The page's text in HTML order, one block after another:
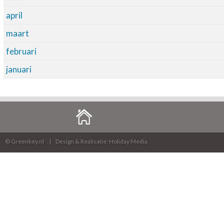
april
maart
februari
januari
© Greenkey.nl Design & Realisatie: Holiday Media